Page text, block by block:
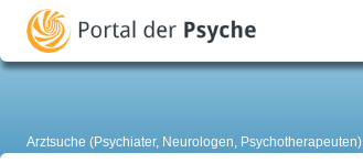
Arztsuche (Psychiater, Neurologen, Psychotherapeuten)